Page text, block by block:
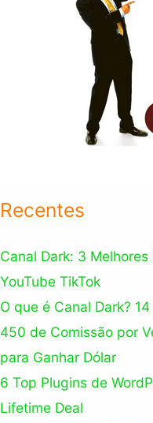
Recentes
Canal Dark: 3
YouTube TikTok
O que é Canal Dark?
450 de Comissão por
para Ganhar Dólar
6 Top Plugins de
Lifetime Deal